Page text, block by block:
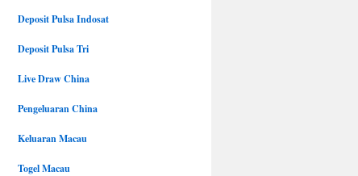
Deposit Pulsa Indosat
Deposit Pulsa Tri
Live Draw China
Pengeluaran China
Keluaran Macau
Togel Macau